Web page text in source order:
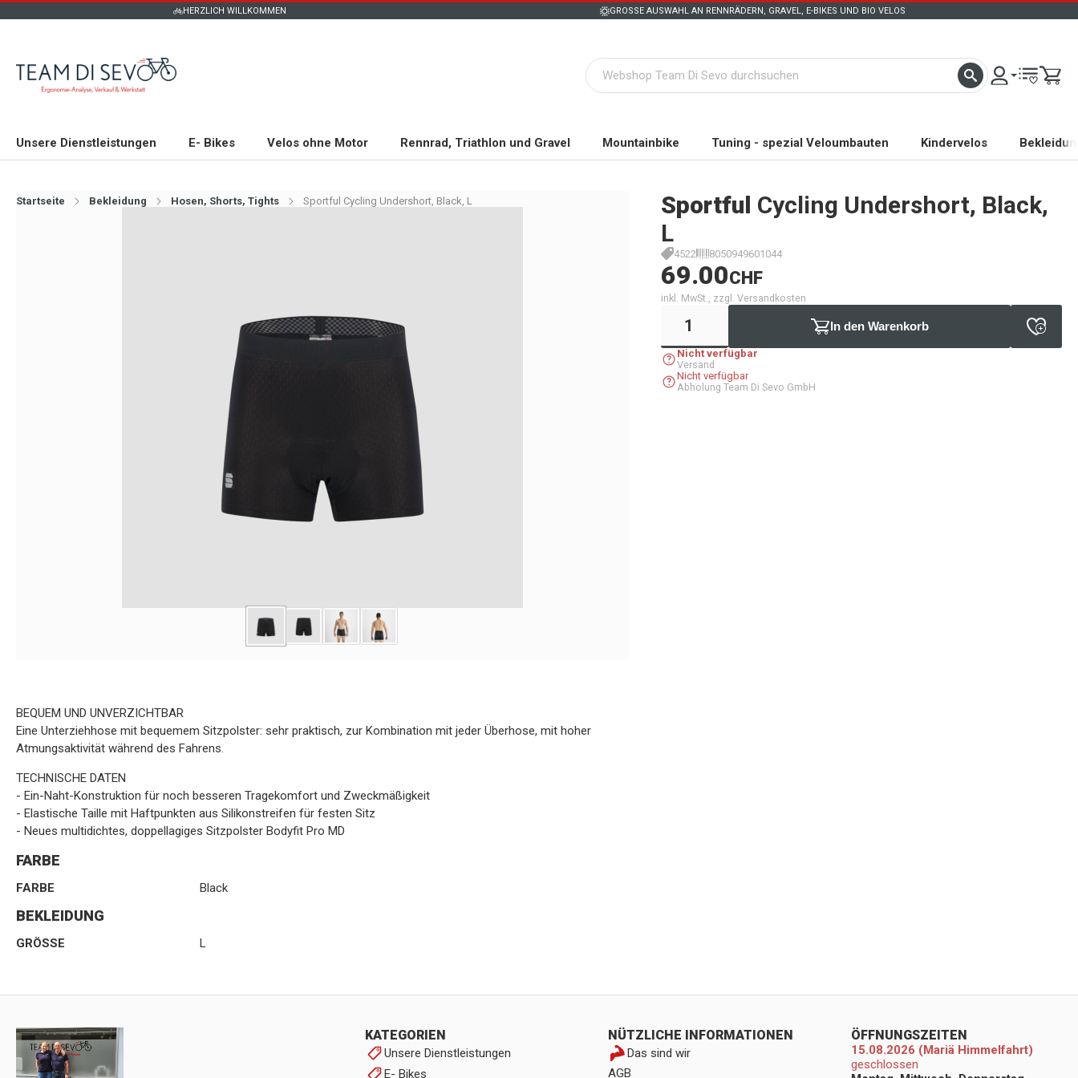
HERZLICH WILLKOMMEN GROSSE AUSWAHL AN RENNRÄDERN, GRAVEL, E-BIKES UND BIO VELOS
Unsere Dienstleistungen E- Bikes Velos ohne Motor Rennrad, Triathlon und Gravel Mountainbike Tuning - spezial Veloumbauten Kindervelos
Startseite Bekleidung Hosen, Shorts, Tights Sportful Cycling Undershort, Black, L Sportful Cycling Undershort, Black,
L
4522 8050949601044
69.00CHF
inkl. MwSt., zzgl. Versandkosten
In den Warenkorb
Nicht verfügbar
Versand
Nicht verfügbar
Abholung Team Di Sevo GmbH
BEQUEM UND UNVERZICHTBAR
Eine Unterziehhose mit bequemem Sitzpolster: sehr praktisch, zur Kombination mit jeder Überhose, mit hoher
Atmungsaktivität während des Fahrens.
TECHNISCHE DATEN
- Ein-Naht-Konstruktion für noch besseren Tragekomfort und Zweckmäßigkeit
- Elastische Taille mit Haftpunkten aus Silikonstreifen für festen Sitz
- Neues multidichtes, doppellagiges Sitzpolster Bodyfit Pro MD
FARBE
FARBE Black
BEKLEIDUNG
GRÖSSE L
KATEGORIEN
Unsere Dienstleistungen
E- Bikes
NÜTZLICHE INFORMATIONEN
Das sind wir
AGB
ÖFFNUNGSZEITEN
15.08.2026 (Mariä Himmelfahrt)
geschlossen